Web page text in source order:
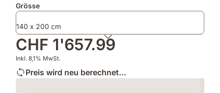
Grösse
140 x 200 cm
CHF 1'657.99
Inkl. 8,1% MwSt.
Preis wird neu berechnet...